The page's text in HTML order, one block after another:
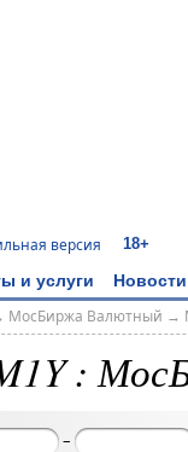
версия 18+
и услуги Новости
МосБиржа Валютный →
:
–